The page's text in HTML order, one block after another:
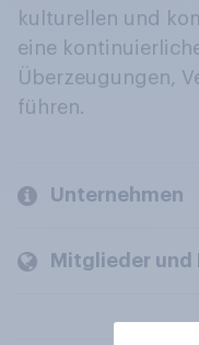
kulturellen und
eine
Überzeugungen,
führen.
Unternehmen
Mitglieder und